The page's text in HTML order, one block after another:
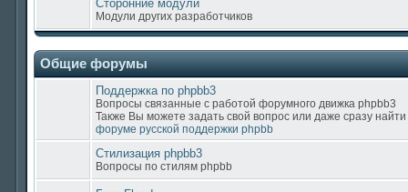
Сторонние модули
Модули других разработчиков
Общие форумы
Поддержка по phpbb3
Вопросы связанные с работой форумного движка phpbb3
Также Вы можете задать свой вопрос или даже сразу
форуме русской поддержки phpbb
Стилизация phpbb3
Вопросы по стилям phpbb